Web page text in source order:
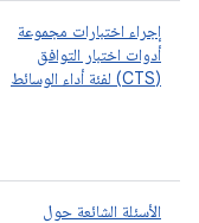
إجراء اختبارات مجموعة
أدوات اختبار التوافق
(CTS) لفئة أداء الوسائط
الأسئلة الشائعة حول